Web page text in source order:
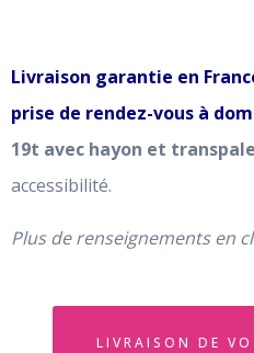
Livraison garantie en
prise de rendez-vous à
19t avec hayon et
accessibilité.
Plus de renseignements en
LIVRAISON DE